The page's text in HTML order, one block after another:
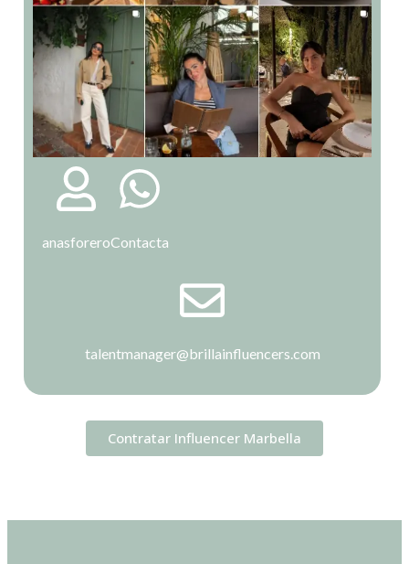
anasforeroContacta
talentmanager@brillainfluencers.com
Contratar Influencer Marbella